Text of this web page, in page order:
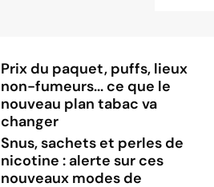
Prix du paquet, puffs, lieux
non-fumeurs... ce que le
nouveau plan tabac va
changer
Snus, sachets et perles de
nicotine : alerte sur ces
nouveaux modes de